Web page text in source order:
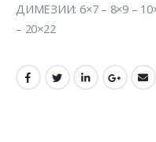
ДИМЕЗИИ: 6×7 – 8×9 –
– 20×22